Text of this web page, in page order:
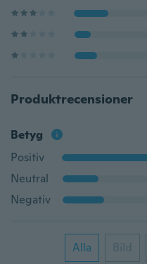
Produktrecensioner
Betyg
Positiv
Neutral
Negativ
Alla Bild